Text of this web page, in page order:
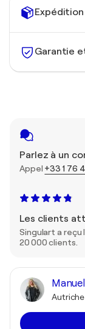
Garantie
Parlez à un
Appel +33 1 76
Les clients
Singulart a
20 000 clients.
Autriche